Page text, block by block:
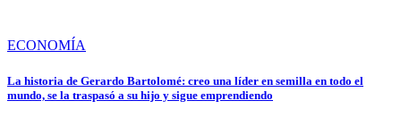
ECONOMÍA
La historia de Gerardo Bartolomé: creo una líder en semilla en todo el
mundo, se la traspasó a su hijo y sigue emprendiendo